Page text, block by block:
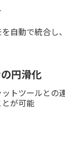
自動で統合し
円滑化
トツールとの
が可能